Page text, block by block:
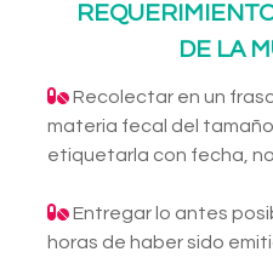
DE LA
Recolectar en un
materia fecal del tamaño
etiquetarla con fecha,
Entregar lo antes
horas de haber sido